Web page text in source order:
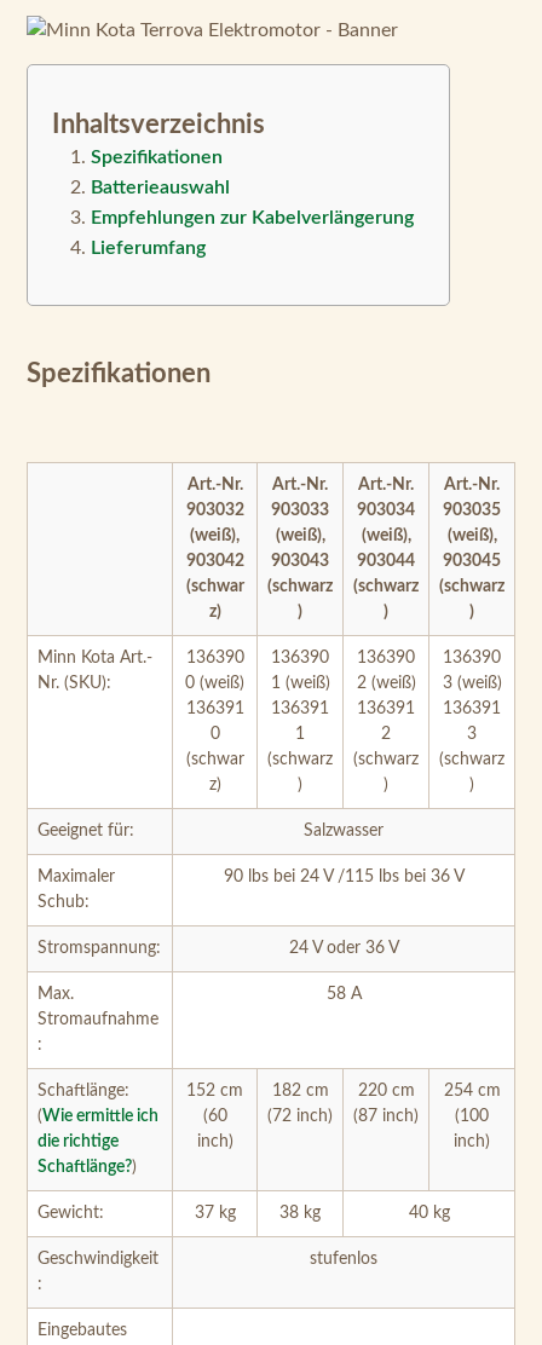
Inhaltsverzeichnis
Spezifikationen
Batterieauswahl
Empfehlungen zur Kabelverlängerung
Lieferumfang
Spezifikationen
Art.-Nr.
903032
(weiß),
903042
(schwar
z)
Art.-Nr.
903033
(weiß),
903043
(schwarz
)
Art.-Nr.
903034
(weiß),
903044
(schwarz
)
Art.-Nr.
903035
(weiß),
903045
(schwarz
)
Minn Kota Art.-
Nr. (SKU):
136390
0 (weiß)
136391
0
(schwar
z)
136390
1 (weiß)
136391
1
(schwarz
)
136390
2 (weiß)
136391
2
(schwarz
)
136390
3 (weiß)
136391
3
(schwarz
)
Geeignet für: Salzwasser
Maximaler
Schub:
90 lbs bei 24 V /115 lbs bei 36 V
Stromspannung: 24 V oder 36 V
Max.
Stromaufnahme
:
58 A
Schaftlänge:
(Wie ermittle ich
die richtige
Schaftlänge?)
152 cm
(60
inch)
182 cm
(72 inch)
220 cm
(87 inch)
254 cm
(100
inch)
Gewicht: 37 kg 38 kg 40 kg
Geschwindigkeit
:
stufenlos
Eingebautes